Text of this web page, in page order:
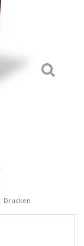
Drucken